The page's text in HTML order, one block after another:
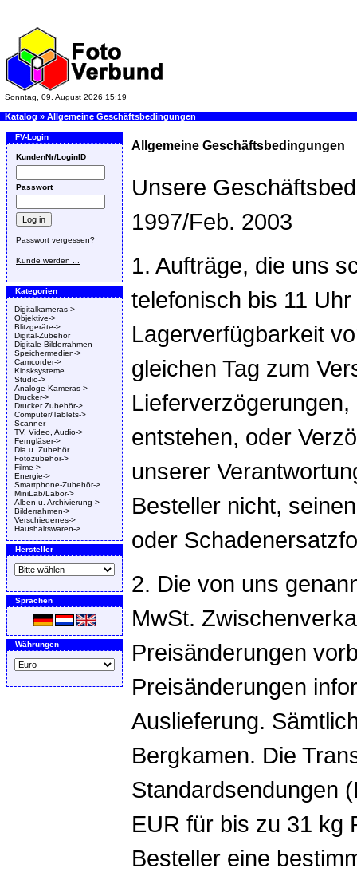
Sonntag, 09. August 2026 15:19
Katalog » Allgemeine Geschäftsbedingungen
FV-Login
KundenNr/LoginID
Passwort
Passwort vergessen?
Kunde werden ...
Kategorien
Digitalkameras->
Objektive->
Blitzgeräte->
Digital-Zubehör
Digitale Bilderrahmen
Speichermedien->
Camcorder->
Kiosksysteme
Studio->
Analoge Kameras->
Drucker->
Drucker Zubehör->
Computer/Tablets->
Scanner
TV, Video, Audio->
Ferngläser->
Dia u. Zubehör
Fotozubehör->
Filme->
Energie->
Smartphone-Zubehör->
MiniLab/Labor->
Alben u. Archivierung->
Bilderrahmen->
Verschiedenes->
Haushaltswaren->
Hersteller
Sprachen
Währungen
Allgemeine Geschäftsbedingungen
Unsere
1997/Feb. 2003
1. Aufträge, die uns
telefonisch bis 11
Lagerverfügbarkeit
gleichen Tag zum
entstehen, oder
unserer
Besteller nicht,
oder
2. Die von uns
MwSt.
Preisänderungen
Preisänderungen
Auslieferung.
Bergkamen. Die
Standardsendungen
EUR für bis zu 31 kg
Besteller eine